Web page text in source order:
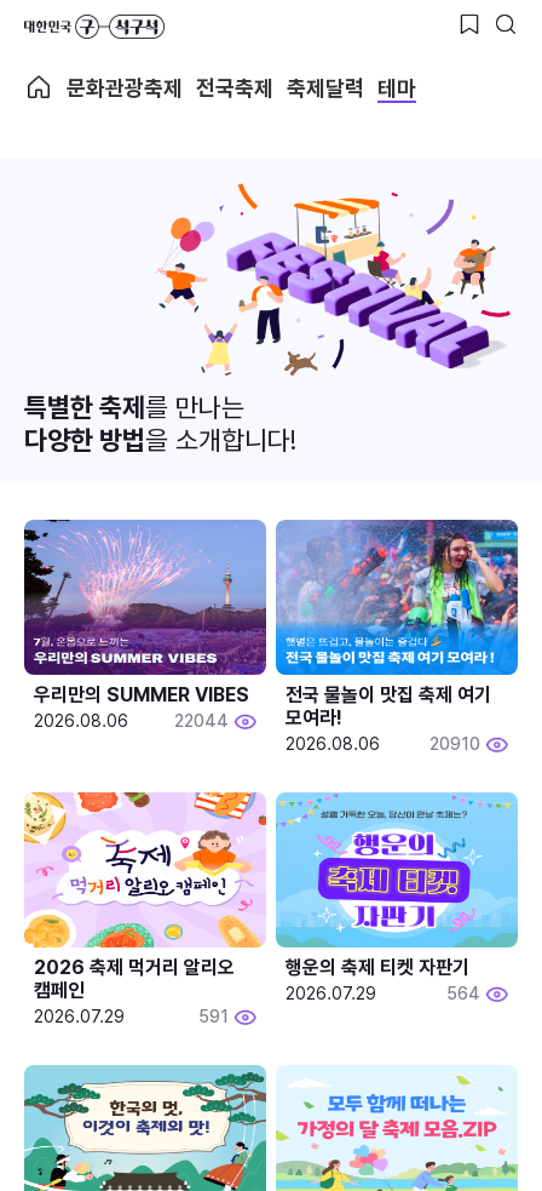
문화관광축제 전국축제 축제달력 테마
특별한 축제를 만나는
다양한 방법을 소개합니다!
우리만의 SUMMER VIBES
2026.08.06 22044
전국 물놀이 맛집 축제 여기
모여라!
2026.08.06 20910
2026 축제 먹거리 알리오
캠페인
2026.07.29 591
행운의 축제 티켓 자판기
2026.07.29 564